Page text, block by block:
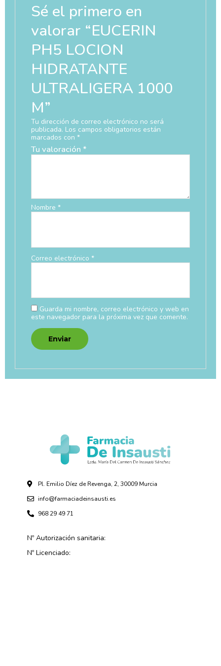
Sé el primero en
valorar “EUCERIN
PH5 LOCION
HIDRATANTE
ULTRALIGERA 1000
M”
Tu dirección de correo electrónico no será
publicada. Los campos obligatorios están
marcados con *
Tu valoración *
Nombre *
Correo electrónico *
Guarda mi nombre, correo electrónico y web en
este navegador para la próxima vez que comente.
Pl. Emilio Díez de Revenga, 2, 30009 Murcia
info@farmaciadeinsausti.es
968 29 49 71
Nº Autorización sanitaria:
Nº Licenciado: